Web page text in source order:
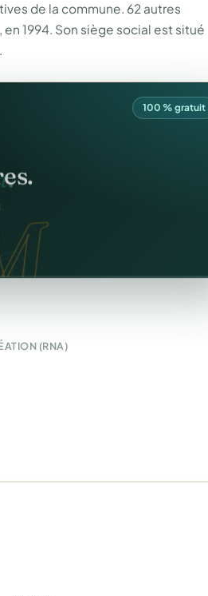
de la commune. 62 autres
1994. Son siège social est situé
100 % gratuit
(RNA)